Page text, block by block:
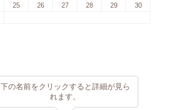
25 26 27 28 29
30
下の名前をクリックすると詳細が見ら
れます。